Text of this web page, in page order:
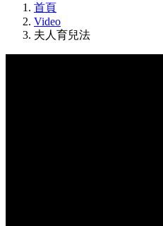
首頁
Video
夫人育兒法